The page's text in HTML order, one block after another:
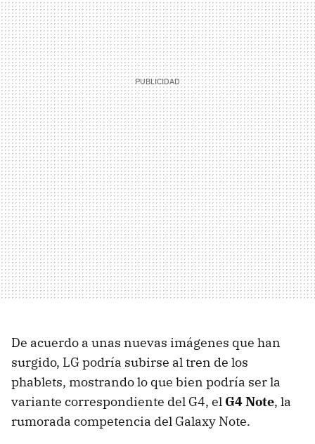
De acuerdo a unas nuevas imágenes que han
surgido, LG podría subirse al tren de los
phablets, mostrando lo que bien podría ser la
variante correspondiente del G4, el G4 Note, la
rumorada competencia del Galaxy Note.